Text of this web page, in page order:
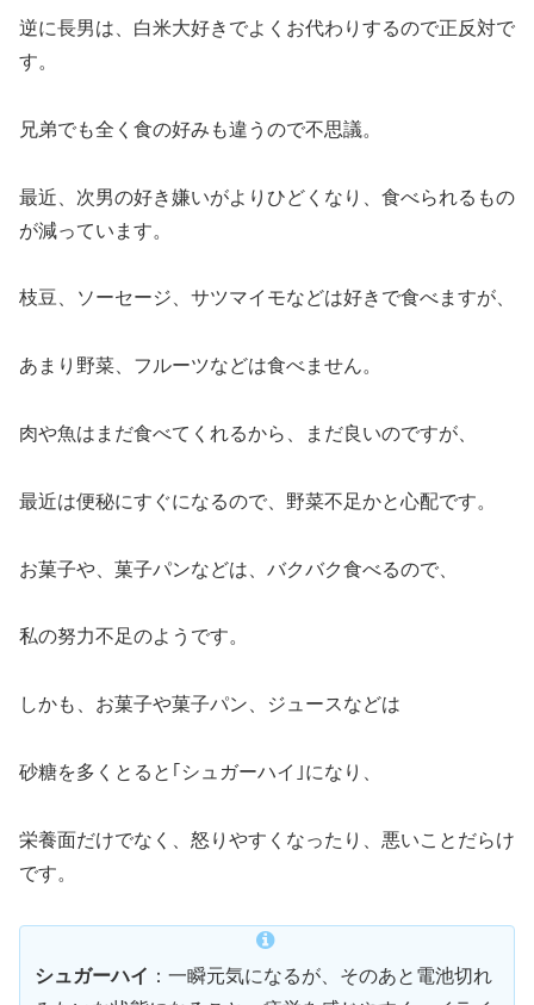
逆に長男は、白米大好きでよくお代わりするので正反対で
す。
兄弟でも全く食の好みも違うので不思議。
最近、次男の好き嫌いがよりひどくなり、食べられるもの
が減っています。
枝豆、ソーセージ、サツマイモなどは好きで食べますが、
あまり野菜、フルーツなどは食べません。
肉や魚はまだ食べてくれるから、まだ良いのですが、
最近は便秘にすぐになるので、野菜不足かと心配です。
お菓子や、菓子パンなどは、バクバク食べるので、
私の努力不足のようです。
しかも、お菓子や菓子パン、ジュースなどは
砂糖を多くとると｢シュガーハイ｣になり、
栄養面だけでなく、怒りやすくなったり、悪いことだらけ
です。
シュガーハイ ：一瞬元気になるが、そのあと電池切れ